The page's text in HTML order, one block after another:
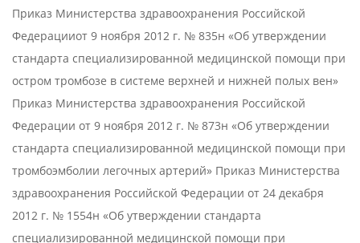
Приказ Министерства здравоохранения Российской
Федерацииот 9 ноября 2012 г. № 835н «Об утверждении
стандарта специализированной медицинской помощи при
остром тромбозе в системе верхней и нижней полых вен»
Приказ Министерства здравоохранения Российской
Федерации от 9 ноября 2012 г. № 873н «Об утверждении
стандарта специализированной медицинской помощи при
тромбоэмболии легочных артерий» Приказ Министерства
здравоохранения Российской Федерации от 24 декабря
2012 г. № 1554н «Об утверждении стандарта
специализированной медицинской помощи при